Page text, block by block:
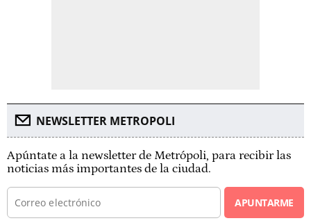
NEWSLETTER METROPOLI
Apúntate a la newsletter de Metrópoli, para recibir las
noticias más importantes de la ciudad.
APUNTARME